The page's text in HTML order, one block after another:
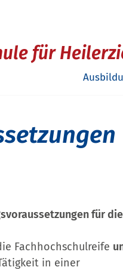
für
für
Fachhochschulreife
in einer